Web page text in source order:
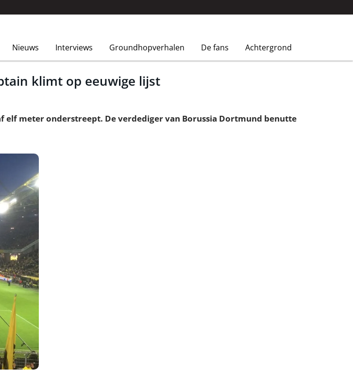
Nieuws Interviews Groundhopverhalen De fans Achtergrond
klimt op eeuwige lijst
elf meter onderstreept. De verdediger van Borussia Dortmund benutte